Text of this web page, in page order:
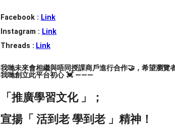
Facebook : Link
Instagram : Link
Threads : Link
我哋未來會相繼與唔同授課商戶進行合作🤝，希望瀏
我哋創立此平台初心 💓 ———
「推廣學習文化 」；
宣揚「 活到老 學到老 」精神！